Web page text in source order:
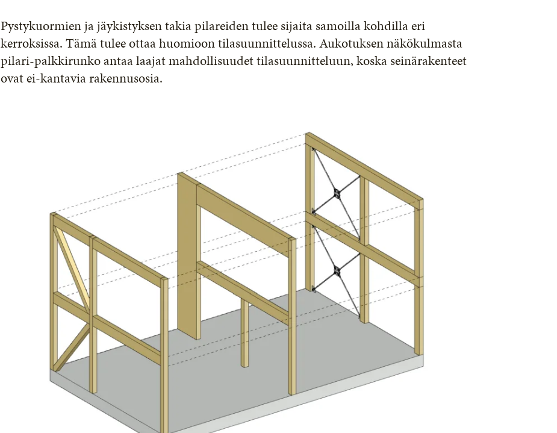
Pystykuormien ja jäykistyksen takia pilareiden tulee sijaita samoilla kohdilla eri
kerroksissa. Tämä tulee ottaa huomioon tilasuunnittelussa. Aukotuksen näkökulmasta
pilari-palkkirunko antaa laajat mahdollisuudet tilasuunnitteluun, koska seinärakenteet
ovat ei-kantavia rakennusosia.